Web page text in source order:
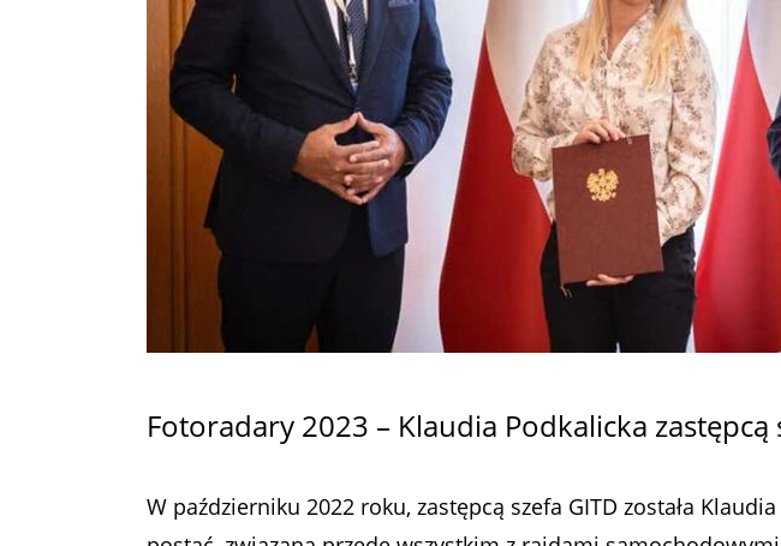
Fotoradary 2023 – Klaudia Podkalicka zastępcą
W październiku 2022 roku, zastępcą szefa GITD została